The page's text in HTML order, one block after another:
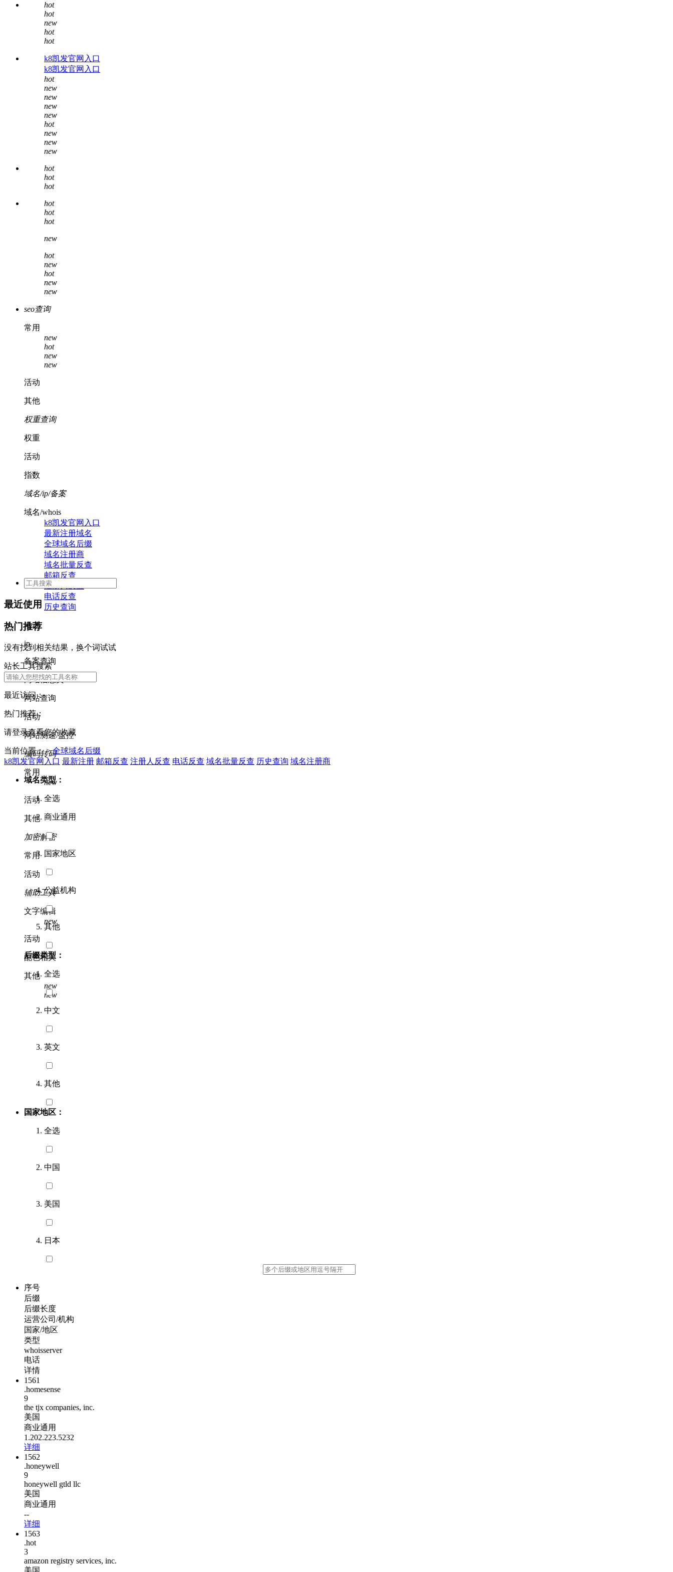
hot
hot
new
hot
hot
k8凯发官网入口
k8凯发官网入口
hot
new
new
new
new
hot
new
new
new
hot
hot
hot
hot
hot
hot
new
hot
new
hot
new
new
seo查询
常用
new
hot
new
new
活动
其他
权重查询
权重
活动
指数
域名/ip/备案
域名/whois
k8凯发官网入口
最新注册域名
全球域名后缀
域名注册商
域名批量反查
邮箱反查
注册人反查
电话反查
历史查询
活动
ip
备案查询
网站信息类
网站查询
活动
网站测速/监控
编码转码
常用
new
活动
其他
加密解密
常用
活动
辅助工具
文字编辑
new
活动
配色相关
其他
new
new
最近使用
热门推荐
没有找到相关结果，换个词试试
站长工具搜索
最近访问：
热门推荐：
请登录查看您的收藏
当前位置： >全球域名后缀
k8凯发官网入口 最新注册 邮箱反查 注册人反查 电话反查 域名批量反查 历史查询 域名注册商
域名类型：
全选
商业通用
国家地区
公益机构
其他
后缀类型：
全选
中文
英文
其他
国家地区：
全选
中国
美国
日本
序号
后缀
后缀长度
运营公司/机构
国家/地区
类型
whoisserver
电话
详情
1561
.homesense
9
the tjx companies, inc.
美国
商业通用
1.202.223.5232
详细
1562
.honeywell
9
honeywell gtld llc
美国
商业通用
--
详细
1563
.hot
3
amazon registry services, inc.
美国